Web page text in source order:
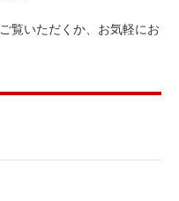
覧いただくか、お気軽にお